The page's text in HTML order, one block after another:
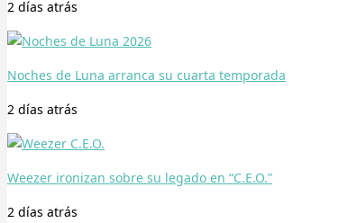
2 días atrás
Noches de Luna arranca su cuarta temporada
2 días atrás
Weezer ironizan sobre su legado en “C.E.O.”
2 días atrás